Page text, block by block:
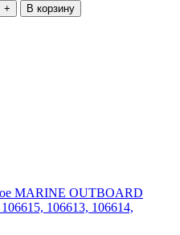
В корзину
MARINE OUTBOARD
106613, 106614,